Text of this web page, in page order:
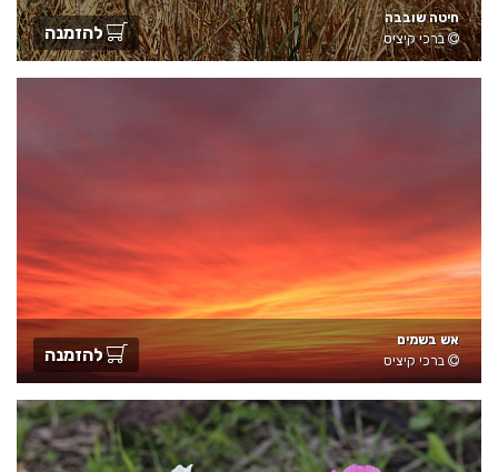
חיטה שובבה
ברכי קיציס
להזמנה
אש בשמים
ברכי קיציס
להזמנה